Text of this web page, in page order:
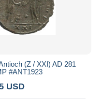
(Z / XXI) AD 281
#ANT1923
USD